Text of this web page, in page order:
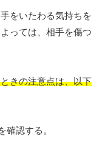
をいたわる気持ちを
っては、相手を傷つ
きの注意点は、以下
確認する。